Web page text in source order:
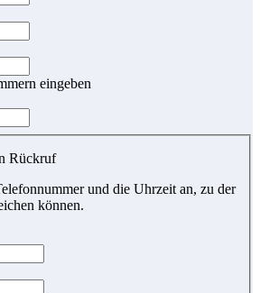
eingeben
Rückruf
und die Uhrzeit an, zu der
können.